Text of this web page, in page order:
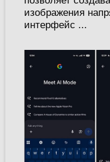
изображения
интерфейс ...